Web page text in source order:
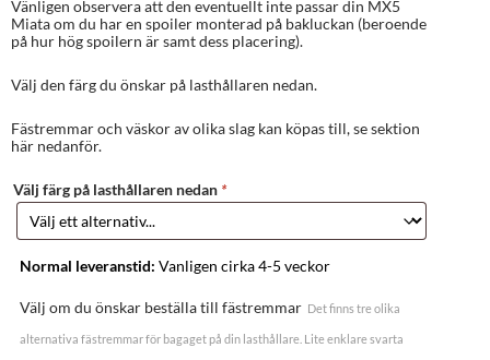
Vänligen observera att den eventuellt inte passar din MX5
Miata om du har en spoiler monterad på bakluckan (beroende
på hur hög spoilern är samt dess placering).
Välj den färg du önskar på lasthållaren nedan.
Fästremmar och väskor av olika slag kan köpas till, se sektion
här nedanför.
Välj färg på lasthållaren nedan *
Normal leveranstid: Vanligen cirka 4-5 veckor
Välj om du önskar beställa till fästremmar Det finns tre olika
alternativa fästremmar för bagaget på din lasthållare. Lite enklare svarta